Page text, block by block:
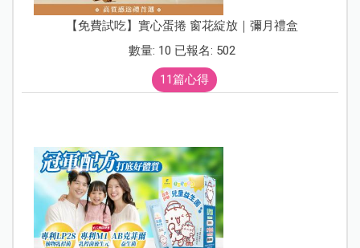
【免費試吃】實心蛋捲 窗花綻放｜彌月禮盒
數量: 10 已報名: 502
11篇心得